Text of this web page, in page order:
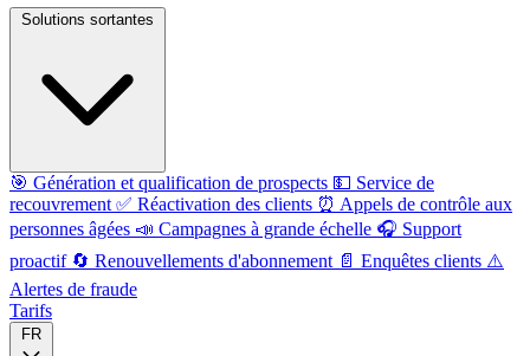
Solutions sortantes
🎯 Génération et qualification de prospects 💵 Service de
recouvrement ✅ Réactivation des clients ⏰ Appels de contrôle aux
personnes âgées 📣 Campagnes à grande échelle 🎧 Support
proactif 🔄 Renouvellements d'abonnement 📄 Enquêtes clients ⚠️
Alertes de fraude
Tarifs
FR